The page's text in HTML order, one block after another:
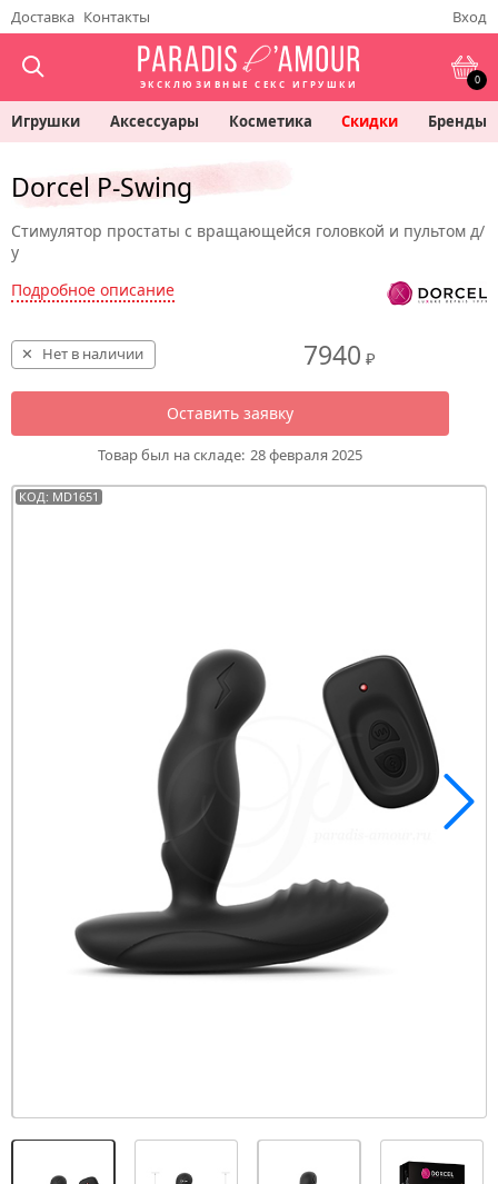
Доставка Контакты Вход
ЭКСКЛЮЗИВНЫЕ СЕКС ИГРУШКИ 0
Игрушки Аксессуары Косметика Скидки Бренды
Dorcel P-Swing
Стимулятор простаты с вращающейся головкой и пультом д/
у
Подробное описание
7940 ₽
Нет в наличии
Оставить заявку
Товар был на складе: 28 февраля 2025
КОД: MD1651